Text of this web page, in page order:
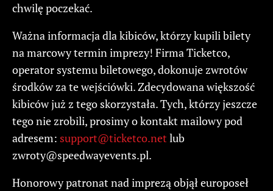
chwilę poczekać.
Ważna informacja dla kibiców, którzy kupili bilety
na marcowy termin imprezy! Firma Ticketco,
operator systemu biletowego, dokonuje zwrotów
środków za te wejściówki. Zdecydowana większość
kibiców już z tego skorzystała. Tych, którzy jeszcze
tego nie zrobili, prosimy o kontakt mailowy pod
adresem: support@ticketco.net lub
zwroty@speedwayevents.pl.
Honorowy patronat nad imprezą objął europoseł